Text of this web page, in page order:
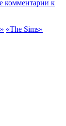
комментарии к
«The Sims»